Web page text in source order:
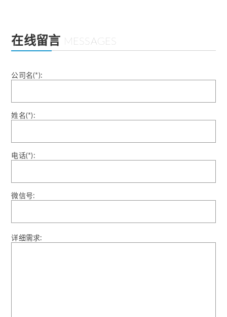
在线留言 MESSAGES
公司名(*):
姓名(*):
电话(*):
微信号:
详细需求: